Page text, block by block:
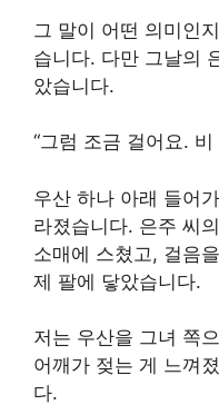
그 말이 어떤 의미인
습니다. 다만 그날의
았습니다.
“그럼 조금 걸어요.
우산 하나 아래 들어
라졌습니다. 은주 씨
소매에 스쳤고, 걸음
제 팔에 닿았습니다.
저는 우산을 그녀 쪽
어깨가 젖는 게 느껴
다.